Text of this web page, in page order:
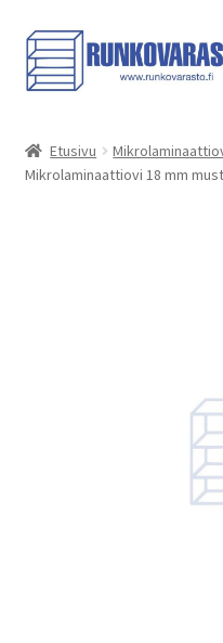
Siirry
navigointiin
Siirry
sisältöön
Kauppa
Etusivu
Mikrolaminaattiovi 18 mm